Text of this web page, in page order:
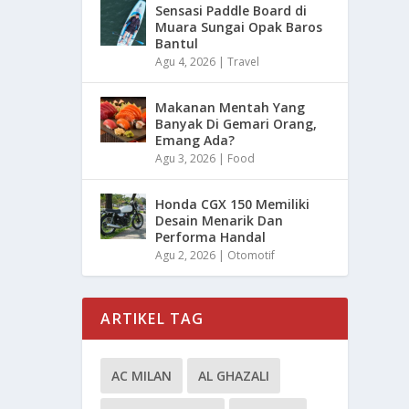
Sensasi Paddle Board di
Muara Sungai Opak Baros
Bantul
Agu 4, 2026 |Travel
Makanan Mentah Yang
Banyak Di Gemari Orang,
Emang Ada?
Agu 3, 2026 | Food
Honda CGX 150 Memiliki
Desain Menarik Dan
Performa Handal
Agu 2, 2026 | Otomotif
ARTIKEL TAG
AC MILAN AL GHAZALI